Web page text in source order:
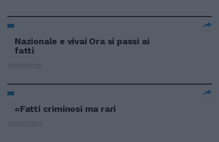
Nazionale e vivai Ora si passi ai
fatti
13/01/2013
«Fatti criminosi ma rari
30/12/2012